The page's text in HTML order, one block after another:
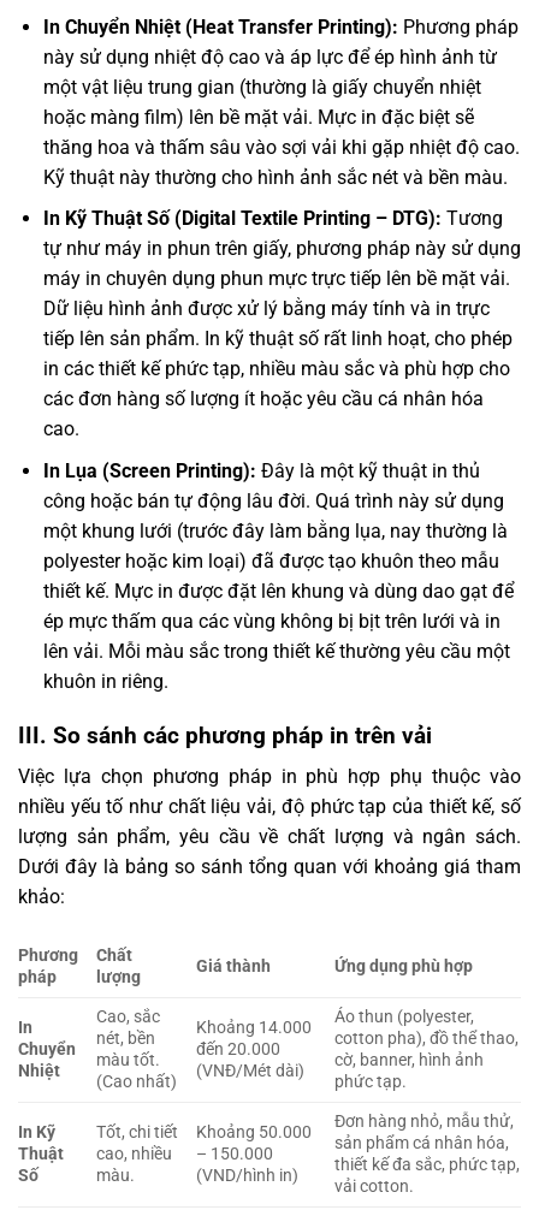
In Chuyển Nhiệt (Heat Transfer Printing): Phương pháp
này sử dụng nhiệt độ cao và áp lực để ép hình ảnh từ
một vật liệu trung gian (thường là giấy chuyển nhiệt
hoặc màng film) lên bề mặt vải. Mực in đặc biệt sẽ
thăng hoa và thấm sâu vào sợi vải khi gặp nhiệt độ cao.
Kỹ thuật này thường cho hình ảnh sắc nét và bền màu.
In Kỹ Thuật Số (Digital Textile Printing – DTG): Tương
tự như máy in phun trên giấy, phương pháp này sử dụng
máy in chuyên dụng phun mực trực tiếp lên bề mặt vải.
Dữ liệu hình ảnh được xử lý bằng máy tính và in trực
tiếp lên sản phẩm. In kỹ thuật số rất linh hoạt, cho phép
in các thiết kế phức tạp, nhiều màu sắc và phù hợp cho
các đơn hàng số lượng ít hoặc yêu cầu cá nhân hóa
cao.
In Lụa (Screen Printing): Đây là một kỹ thuật in thủ
công hoặc bán tự động lâu đời. Quá trình này sử dụng
một khung lưới (trước đây làm bằng lụa, nay thường là
polyester hoặc kim loại) đã được tạo khuôn theo mẫu
thiết kế. Mực in được đặt lên khung và dùng dao gạt để
ép mực thấm qua các vùng không bị bịt trên lưới và in
lên vải. Mỗi màu sắc trong thiết kế thường yêu cầu một
khuôn in riêng.
III. So sánh các phương pháp in trên vải
Việc lựa chọn phương pháp in phù hợp phụ thuộc vào
nhiều yếu tố như chất liệu vải, độ phức tạp của thiết kế, số
lượng sản phẩm, yêu cầu về chất lượng và ngân sách.
Dưới đây là bảng so sánh tổng quan với khoảng giá tham
khảo:
Phương
pháp
Chất
lượng
Giá thành Ứng dụng phù hợp
In
Chuyển
Nhiệt
Cao, sắc
nét, bền
màu tốt.
(Cao nhất)
Khoảng 14.000
đến 20.000
(VNĐ/Mét dài)
Áo thun (polyester,
cotton pha), đồ thể thao,
cờ, banner, hình ảnh
phức tạp.
In Kỹ
Thuật
Số
Tốt, chi tiết
cao, nhiều
màu.
Khoảng 50.000
– 150.000
(VND/hình in)
Đơn hàng nhỏ, mẫu thử,
sản phẩm cá nhân hóa,
thiết kế đa sắc, phức tạp,
vải cotton.